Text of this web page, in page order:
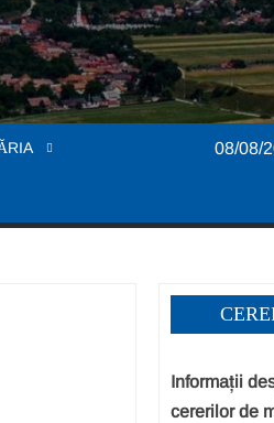
08/08/
Informații
cererilor de